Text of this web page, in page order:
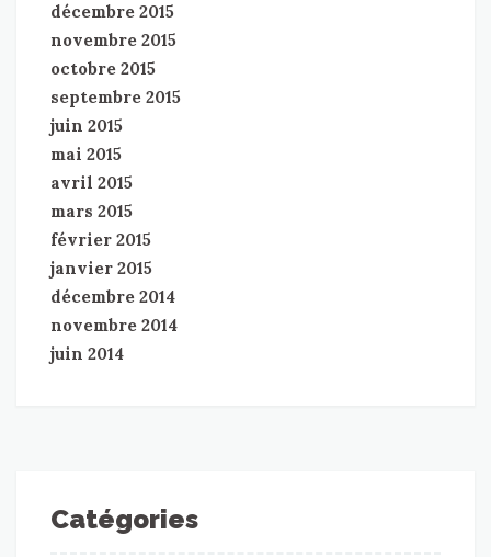
décembre 2015
novembre 2015
octobre 2015
septembre 2015
juin 2015
mai 2015
avril 2015
mars 2015
février 2015
janvier 2015
décembre 2014
novembre 2014
juin 2014
Catégories